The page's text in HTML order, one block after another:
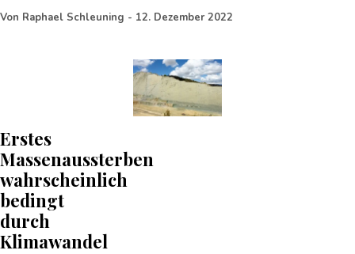
Von Raphael Schleuning - 12. Dezember 2022
Erstes
Massenaussterben
wahrscheinlich
bedingt
durch
Klimawandel